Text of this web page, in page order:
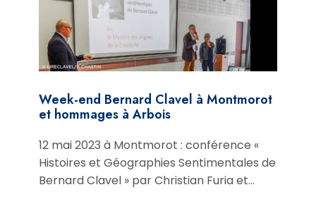
Week-end Bernard Clavel à Montmorot
et hommages à Arbois
12 mai 2023 à Montmorot : conférence «
Histoires et Géographies Sentimentales de
Bernard Clavel » par Christian Furia et...